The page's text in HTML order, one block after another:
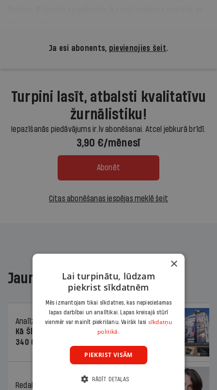
Ja esi abonents, pievienojies šeit.
Turpini lasīt, atbalsti kvalitatīvu
žurnālistiku!
Iepazīšanās piedāvājums ir.lv abonēšanai. Atcel jebkurā brīdī.
3,90 €/mēnesī
Abonēt
Citas abonēšanas iespējas meklē šeit
Jaunākajā žurnālā
Analīze
06.08.2026.
Kā Šlesera partija palika nesodīta par
340 000 vērtu reklāmas kampaņu
Redaktores sleja
06.08.2026.
×
Lai turpinātu, lūdzam
piekrist sīkdatnēm
Mēs izmantojam tikai sīkdatnes, kas nepieciešamas
lapas darbībai un analītikai. Lapas kreisajā stūrī
vienmēr var mainīt piekrišanu. Vairāk lasi sīkdatņu
politikā.
PIEKRIST VISĀM
RĀDĪT DETAĻAS